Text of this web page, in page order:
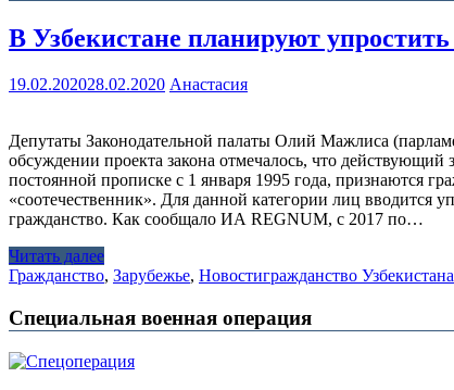
В Узбекистане планируют
19.02.202028.02.2020 Анастасия
Депутаты Законодательной палаты Олий Мажлиса
обсуждении проекта закона отмечалось, что
постоянной прописке с 1 января 1995 года, признаются
«соотечественник». Для данной категории лиц вводится
гражданство. Как сообщало ИА REGNUM, с 2017 по…
Читать далее
Гражданство, Зарубежье, Новостигражданство Узбекистана
Специальная военная операция